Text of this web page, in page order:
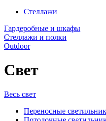
Стеллажи
Гардеробные и шкафы
Стеллажи и полки
Outdoor
Свет
Весь свет
Переносные